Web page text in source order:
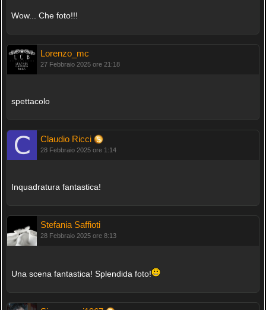
Wow... Che foto!!!
Lorenzo_mc
27 Febbraio 2025 ore 21:18
spettacolo
Claudio Ricci
28 Febbraio 2025 ore 1:14
Inquadratura fantastica!
Stefania Saffioti
28 Febbraio 2025 ore 8:13
Una scena fantastica! Splendida foto!